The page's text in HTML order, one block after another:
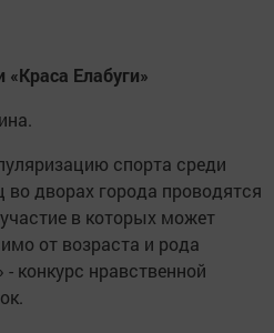
Елабуги»
спорта среди
дворах города проводятся
в которых может
от возраста и рода
- конкурс нравственной